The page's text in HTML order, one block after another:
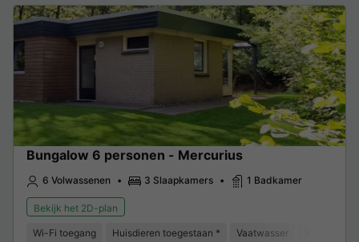
Bungalow 6 personen - Mercurius
6 Volwassenen 3 Slaapkamers 1 Badkamer
Bekijk het 2D-plan
Wi-Fi toegang Huisdieren toegestaan * Vaatwasser